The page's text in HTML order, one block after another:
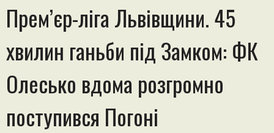
Прем’єр-ліга Львівщини. 45
хвилин ганьби під Замком: ФК
Олесько вдома розгромно
поступився Погоні